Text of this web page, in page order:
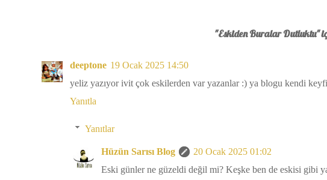
"Eskiden Buralar Dutluktu"
deeptone 19 Ocak 2025 14:50
yeliz yazıyor ivit çok eskilerden var yazanlar :) ya blogu kendi
Yanıtla
Yanıtlar
Hüzün Sarısı Blog
20 Ocak 2025 01:02
Eski günler ne güzeldi değil mi? Keşke ben de eskisi gibi